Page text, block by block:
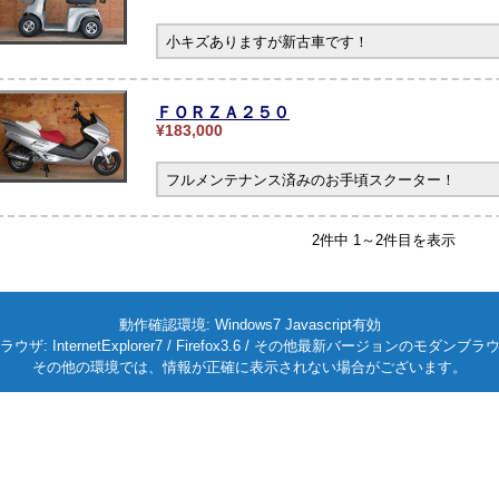
小キズありますが新古車です！
ＦＯＲＺＡ２５０
¥183,000
フルメンテナンス済みのお手頃スクーター！
2件中 1～2件目を表示
動作確認環境: Windows7 Javascript有効
ウザ: InternetExplorer7 / Firefox3.6 / その他最新バージョンのモダンブラ
その他の環境では、情報が正確に表示されない場合がございます。